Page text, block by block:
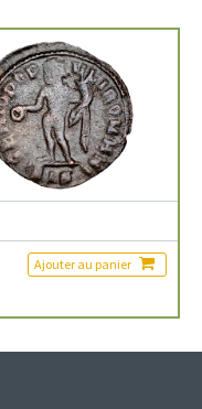
Ajouter au panier